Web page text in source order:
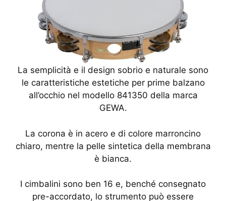
La semplicità e il design sobrio e naturale sono
le caratteristiche estetiche per prime balzano
all’occhio nel modello 841350 della marca
GEWA.
La corona è in acero e di colore marroncino
chiaro, mentre la pelle sintetica della membrana
è bianca.
I cimbalini sono ben 16 e, benché consegnato
pre-accordato, lo strumento può essere